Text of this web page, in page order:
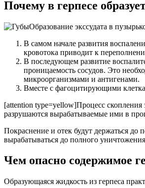
Почему в герпесе
Образование экссудата в
В самом начале развития
кровотока приводит к
В последующем развитие
проницаемость сосудов. Это
микроорганизмами и антигенами.
Вместе с фагоцитирующими
[attention type=yellow]Процесс
разрушаются вырабатываемые ими в
Покраснение и отек будут держаться до
вырабатываться до полного уничтожения
Чем опасно содержимое
Образующаяся жидкость из герпеса